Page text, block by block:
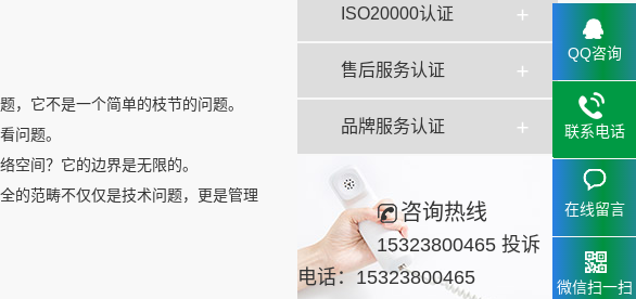
ISO20000认证
售后服务认证
品牌服务认证
咨询热线
15323800465 投诉
电话：15323800465
，它不是一个简单的枝节的问题。
问题。
空间？它的边界是无限的。
的范畴不仅仅是技术问题，更是管理
QQ咨询
联系电话
在线留言
微信扫一扫